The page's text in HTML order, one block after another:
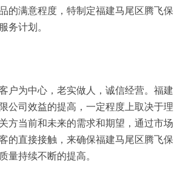
的满意程度，特制定福建马尾区腾飞保
务计划。
户为中心，老实做人，诚信经营。福建
公司效益的提高，一定程度上取决于理
方当前和未来的需求和期望，通过市场
的直接接触，来确保福建马尾区腾飞保
量持续不断的提高。